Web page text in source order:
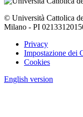
© Università Cattolica
Milano - PI
Privacy
Impostazione dei
Cookies
English version